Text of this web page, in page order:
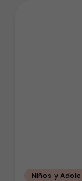
Niños y